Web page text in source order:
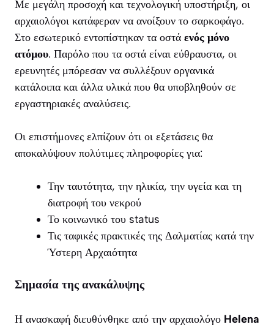
Με μεγάλη προσοχή και τεχνολογική υποστήριξη, οι
αρχαιολόγοι κατάφεραν να ανοίξουν το σαρκοφάγο.
Στο εσωτερικό εντοπίστηκαν τα οστά ενός μόνο
ατόμου. Παρόλο που τα οστά είναι εύθραυστα, οι
ερευνητές μπόρεσαν να συλλέξουν οργανικά
κατάλοιπα και άλλα υλικά που θα υποβληθούν σε
εργαστηριακές αναλύσεις.
Οι επιστήμονες ελπίζουν ότι οι εξετάσεις θα
αποκαλύψουν πολύτιμες πληροφορίες για:
Την ταυτότητα, την ηλικία, την υγεία και τη
διατροφή του νεκρού
Το κοινωνικό του status
Τις ταφικές πρακτικές της Δαλματίας κατά την
Ύστερη Αρχαιότητα
Σημασία της ανακάλυψης
Η ανασκαφή διευθύνθηκε από την αρχαιολόγο Helena